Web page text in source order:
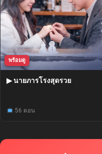
พร้อมดู
▶ นายภารโรงสุดรวย
56 ตอน